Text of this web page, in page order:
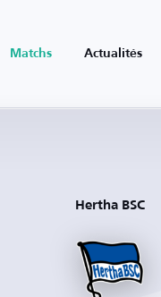
Matchs Actualités
Hertha BSC